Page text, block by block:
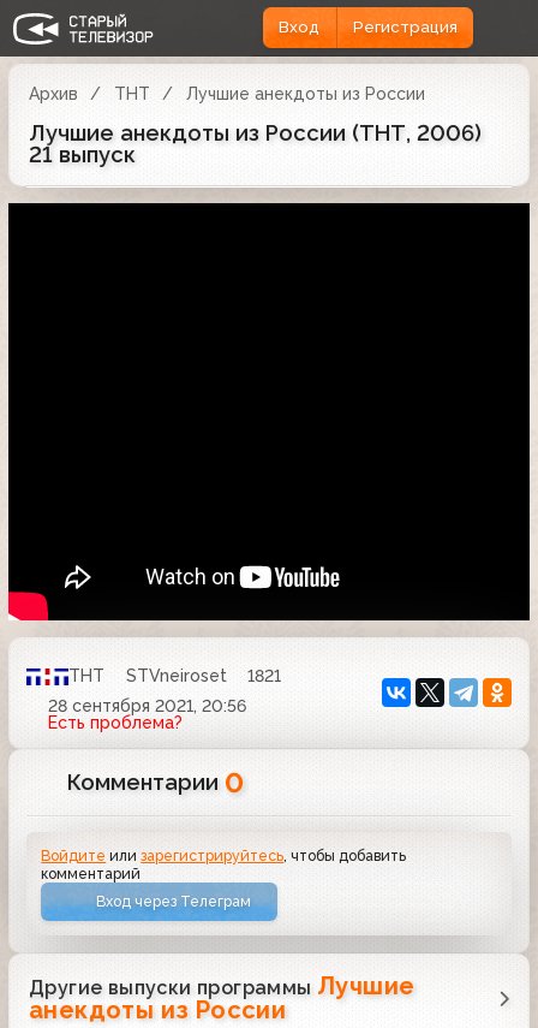
Вход Регистрация
Архив ТНТ Лучшие анекдоты из России
Лучшие анекдоты из России (ТНТ, 2006)
21 выпуск
ТНТ STVneiroset
1821
28 сентября 2021, 20:56
Есть проблема?
Комментарии 0
Войдите илизарегистрируйтесь , чтобы добавить
комментарий
Вход через Телеграм
Другие выпуски программы Лучшие
анекдоты из России